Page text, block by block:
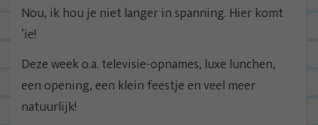
Nou, ik hou je niet langer in spanning. Hier komt
‘ie!
Deze week o.a. televisie-opnames, luxe lunchen,
een opening, een klein feestje en veel meer
natuurlijk!